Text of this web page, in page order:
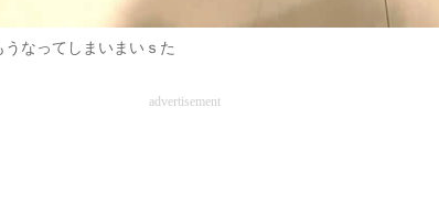
なってしまいまいｓた
advertisement